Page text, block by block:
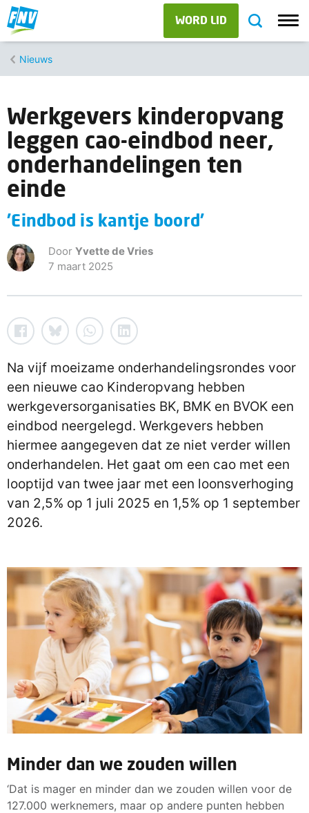
WORD LID
Nieuws
Werkgevers kinderopvang
leggen cao-eindbod neer,
onderhandelingen ten
einde
'Eindbod is kantje boord'
Door Yvette de Vries
7 maart 2025
Na vijf moeizame onderhandelingsrondes voor
een nieuwe cao Kinderopvang hebben
werkgeversorganisaties BK, BMK en BVOK een
eindbod neergelegd. Werkgevers hebben
hiermee aangegeven dat ze niet verder willen
onderhandelen. Het gaat om een cao met een
looptijd van twee jaar met een loonsverhoging
van 2,5% op 1 juli 2025 en 1,5% op 1 september
2026.
Minder dan we zouden willen
‘Dat is mager en minder dan we zouden willen voor de
127.000 werknemers, maar op andere punten hebben